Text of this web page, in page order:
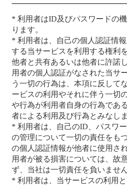
* 利用者はID及びパスワードの
ります。
* 利用者は、自己の個人認証情
する当サービスを利用する権利
他者と共有あるいは他者に許諾
用者の個人認証がなされた当サ
う一切の行為は、本項に反して
ービスの利用やそれに伴う一切
や行為が利用者自身の行為であ
者による利用及び行為とみなしま
* 利用者は、自己のID、パスワ
の管理について一切の責任をも
の個人認証情報が他者に使用さ
用者が被る損害については、故
ず、当社は一切責任を負いません
* 利用者は、当サービスの利用